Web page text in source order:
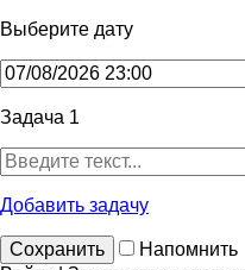
Выберите дату
Задача 1
Добавить задачу
Сохранить
Напомнить